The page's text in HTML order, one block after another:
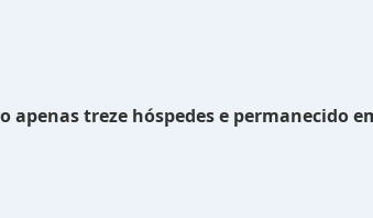
apenas treze hóspedes e permanecido